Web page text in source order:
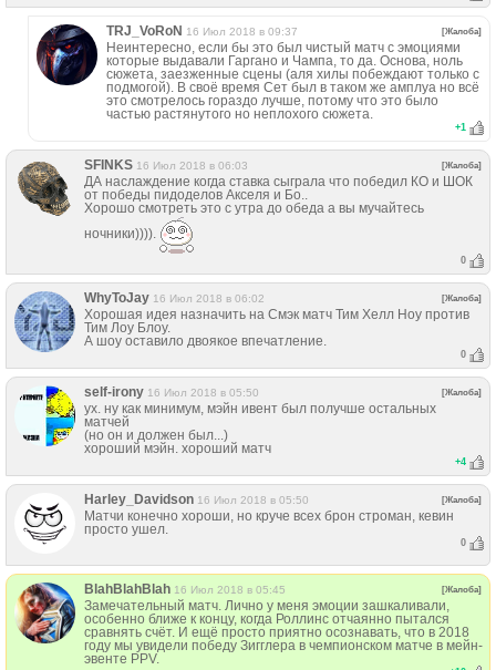
TRJ_VoRoN 16 Июл 2018 в 09:37 [Жалоба]
Неинтересно, если бы это был чистый матч с эмоциями
которые выдавали Гаргано и Чампа, то да. Основа, ноль
сюжета, заезженные сцены (аля хилы побеждают только с
подмогой). В своё время Сет был в таком же амплуа но всё
это смотрелось гораздо лучше, потому что это было
частью растянутого но неплохого сюжета.
+1
SFINKS 16 Июл 2018 в 06:03 [Жалоба]
ДА наслаждение когда ставка сыграла что победил КО и ШОК
от победы пидоделов Акселя и Бо..
Хорошо смотреть это с утра до обеда а вы мучайтесь
ночники)))).
0
WhyToJay 16 Июл 2018 в 06:02 [Жалоба]
Хорошая идея назначить на Смэк матч Тим Хелл Ноу против
Тим Лоу Блоу.
А шоу оставило двоякое впечатление.
0
self-irony 16 Июл 2018 в 05:50 [Жалоба]
ух. ну как минимум, мэйн ивент был получше остальных
матчей
(но он и должен был...)
хороший мэйн. хороший матч
+4
Harley_Davidson 16 Июл 2018 в 05:50 [Жалоба]
Матчи конечно хороши, но круче всех брон строман, кевин
просто ушел.
0
BlahBlahBlah 16 Июл 2018 в 05:45 [Жалоба]
Замечательный матч. Лично у меня эмоции зашкаливали,
особенно ближе к концу, когда Роллинс отчаянно пытался
сравнять счёт. И ещё просто приятно осознавать, что в 2018
году мы увидели победу Зигглера в чемпионском матче в мейн-
эвенте PPV.